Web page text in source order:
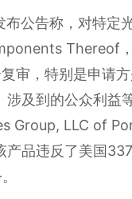
公告称，对特定
Thereof
审，特别是申请
及到的公众利益
Group, LLC of
品违反了美国